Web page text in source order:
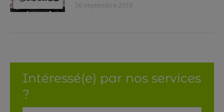
26 septembre 2018
Intéressé(e) par nos services
?